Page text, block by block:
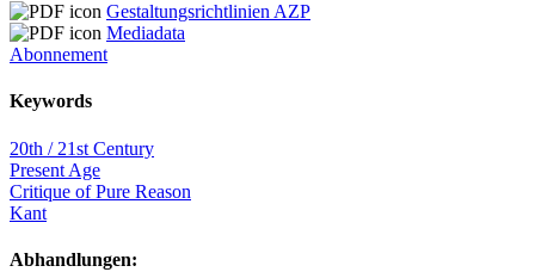
Gestaltungsrichtlinien AZP
Mediadata
Abonnement
Keywords
20th / 21st Century
Present Age
Critique of Pure Reason
Kant
Abhandlungen: